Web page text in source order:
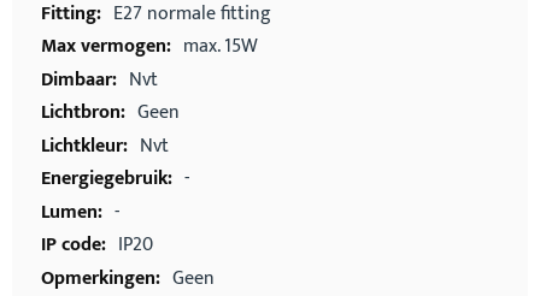
E27 normale fitting
max. 15W
Nvt
Geen
Nvt
-
-
IP20
Geen